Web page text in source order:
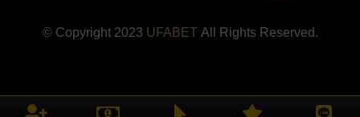
© Copyright 2023 UFABETAll Rights Reserved.